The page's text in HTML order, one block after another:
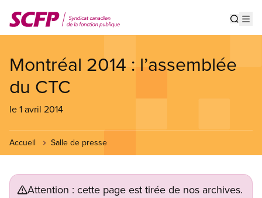
au
contenu
Montréal 2014 : l’assemblée
du CTC
le 1 avril 2014
Accueil Salle de presse
Attention : cette page est tirée de nos archives.